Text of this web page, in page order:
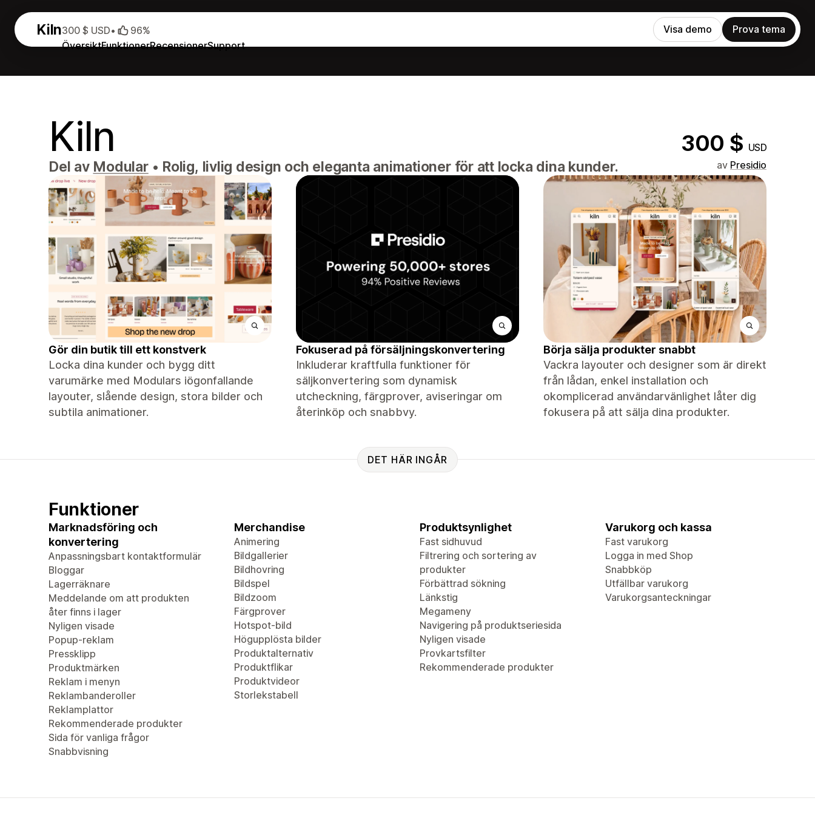
Kiln
ÖversiktFunktionerRecensionerSupport
300 $ USD• 96% Visa demo Prova tema
Kiln 300 $ USD
Del av Modular • Rolig, livlig design och eleganta animationer för att locka dina kunder. av Presidio
Gör din butik till ett konstverk
Locka dina kunder och bygg ditt
varumärke med Modulars iögonfallande
layouter, slående design, stora bilder och
subtila animationer.
Fokuserad på försäljningskonvertering
Inkluderar kraftfulla funktioner för
säljkonvertering som dynamisk
utcheckning, färgprover, aviseringar om
återinköp och snabbvy.
Börja sälja produkter snabbt
Vackra layouter och designer som är direkt
från lådan, enkel installation och
okomplicerad användarvänlighet låter dig
fokusera på att sälja dina produkter.
DET HÄR INGÅR
Funktioner
Marknadsföring och
konvertering
Anpassningsbart kontaktformulär
Bloggar
Lagerräknare
Meddelande om att produkten
åter finns i lager
Nyligen visade
Popup-reklam
Pressklipp
Produktmärken
Reklam i menyn
Reklambanderoller
Reklamplattor
Rekommenderade produkter
Sida för vanliga frågor
Snabbvisning
Merchandise
Animering
Bildgallerier
Bildhovring
Bildspel
Bildzoom
Färgprover
Hotspot-bild
Högupplösta bilder
Produktalternativ
Produktflikar
Produktvideor
Storlekstabell
Produktsynlighet
Fast sidhuvud
Filtrering och sortering av
produkter
Förbättrad sökning
Länkstig
Megameny
Navigering på produktseriesida
Nyligen visade
Provkartsfilter
Rekommenderade produkter
Varukorg och kassa
Fast varukorg
Logga in med Shop
Snabbköp
Utfällbar varukorg
Varukorgsanteckningar